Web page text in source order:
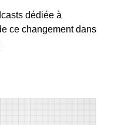
dédiée à
ce changement dans